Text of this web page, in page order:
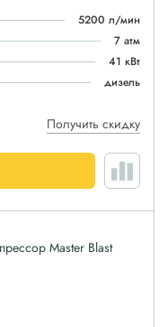
5200 л/мин
7 атм
41 кВт
дизель
Получить скидку
Master Blast